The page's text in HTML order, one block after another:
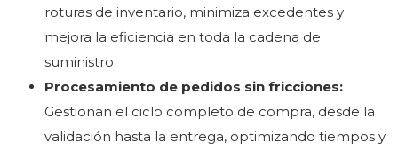
roturas de inventario, minimiza excedentes y
mejora la eficiencia en toda la cadena de
suministro.
Procesamiento de pedidos sin fricciones:
Gestionan el ciclo completo de compra, desde la
validación hasta la entrega, optimizando tiempos y